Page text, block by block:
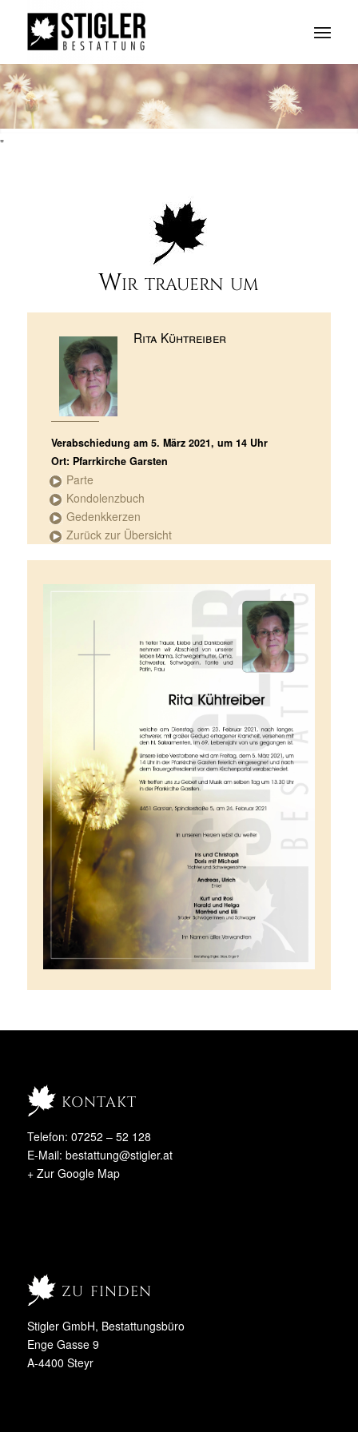
"
Wir trauern um
Rita Kühtreiber
Verabschiedung am 5. März 2021, um 14 Uhr
Ort: Pfarrkirche Garsten
Parte
Kondolenzbuch
Gedenkkerzen
Zurück zur Übersicht
kontakt
Telefon: 07252 – 52 128
E-Mail: bestattung@stigler.at
+ Zur Google Map
zu finden
Stigler GmbH, Bestattungsbüro
Enge Gasse 9
A-4400 Steyr